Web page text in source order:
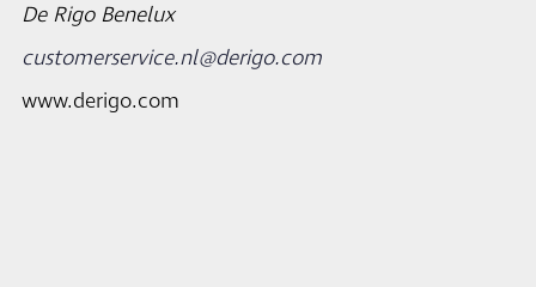
De Rigo Benelux
customerservice.nl@derigo.com
www.derigo.com